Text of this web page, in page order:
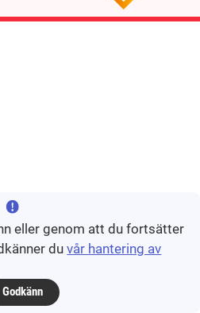
eller genom att du fortsätter
duvår hantering av
Godkänn